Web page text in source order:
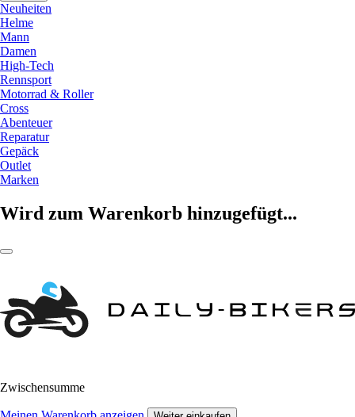
Neuheiten
Helme
Mann
Damen
High-Tech
Rennsport
Motorrad & Roller
Cross
Abenteuer
Reparatur
Gepäck
Outlet
Marken
Wird zum Warenkorb hinzugefügt...
Zwischensumme